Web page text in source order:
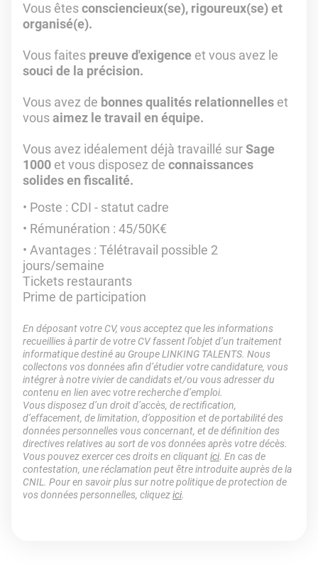
Vous êtesconsciencieux(se), rigoureux(se) et
organisé(e).
Vous faites preuve d'exigence et vous avez le
souci de la précision.
Vous avez de bonnes qualités relationnelles et
vousaimez le travail en équipe.
Vous avez idéalement déjà travaillé surSage
1000 et vous disposez de connaissances
solides en fiscalité.
Poste : CDI - statut cadre
Rémunération : 45/50K€
Avantages : Télétravail possible 2
jours/semaine
Tickets restaurants
Prime de participation
En déposant votre CV, vous acceptez que les informations
recueillies à partir de votre CV fassent l’objet d’un traitement
informatique destiné au Groupe LINKING TALENTS. Nous
collectons vos données afin d’étudier votre candidature, vous
intégrer à notre vivier de candidats et/ou vous adresser du
contenu en lien avec votre recherche d’emploi.
Vous disposez d’un droit d’accès, de rectification,
d’effacement, de limitation, d’opposition et de portabilité des
données personnelles vous concernant, et de définition des
directives relatives au sort de vos données après votre décès.
Vous pouvez exercer ces droits en cliquantici. En cas de
contestation, une réclamation peut être introduite auprès de la
CNIL. Pour en savoir plus sur notre politique de protection de
vos données personnelles, cliquezici.